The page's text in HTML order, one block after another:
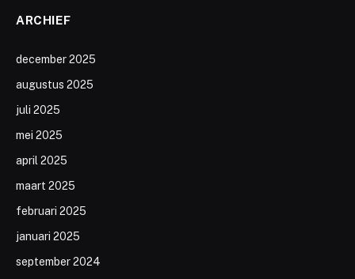
ARCHIEF
december 2025
augustus 2025
juli 2025
mei 2025
april 2025
maart 2025
februari 2025
januari 2025
september 2024